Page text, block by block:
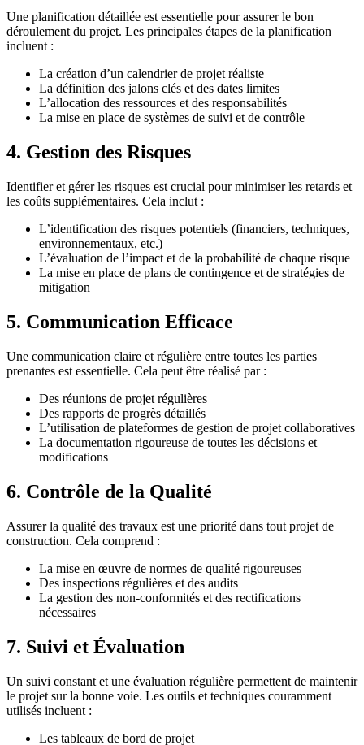
Une planification détaillée est essentielle pour assurer le bon
déroulement du projet. Les principales étapes de la planification
incluent :
La création d’un calendrier de projet réaliste
La définition des jalons clés et des dates limites
L’allocation des ressources et des responsabilités
La mise en place de systèmes de suivi et de contrôle
4. Gestion des Risques
Identifier et gérer les risques est crucial pour minimiser les retards et
les coûts supplémentaires. Cela inclut :
L’identification des risques potentiels (financiers, techniques,
environnementaux, etc.)
L’évaluation de l’impact et de la probabilité de chaque risque
La mise en place de plans de contingence et de stratégies de
mitigation
5. Communication Efficace
Une communication claire et régulière entre toutes les parties
prenantes est essentielle. Cela peut être réalisé par :
Des réunions de projet régulières
Des rapports de progrès détaillés
L’utilisation de plateformes de gestion de projet collaboratives
La documentation rigoureuse de toutes les décisions et
modifications
6. Contrôle de la Qualité
Assurer la qualité des travaux est une priorité dans tout projet de
construction. Cela comprend :
La mise en œuvre de normes de qualité rigoureuses
Des inspections régulières et des audits
La gestion des non-conformités et des rectifications
nécessaires
7. Suivi et Évaluation
Un suivi constant et une évaluation régulière permettent de maintenir
le projet sur la bonne voie. Les outils et techniques couramment
utilisés incluent :
Les tableaux de bord de projet